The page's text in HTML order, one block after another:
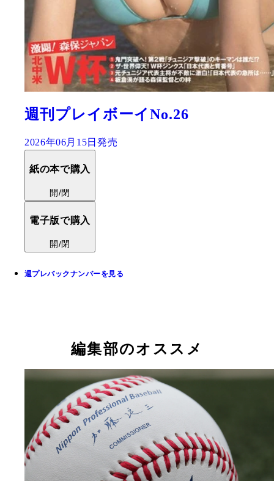
週刊プレイボーイNo.26
2026年06月15日発売
紙の本で購入
開/閉
電子版で購入
開/閉
週プレバックナンバーを見る
編集部のオススメ